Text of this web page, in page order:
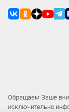
Обращаем Ваше
исключительно